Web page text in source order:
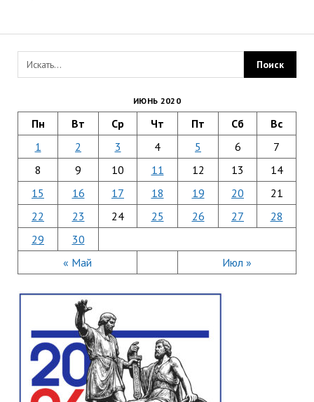
ИЮНЬ 2020
Пн Вт Ср Чт Пт Сб Вс
« Май Июл »
1 2 3 4 5 6
7
8
9 10 11 12 13
14
15
16 17 18 19 20
21
22
23 24 25 26 27
28
29
30